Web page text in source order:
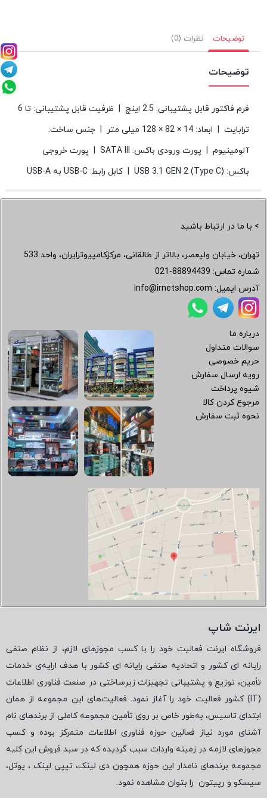
توضیحات نظرات (0)
توضیحات
فرم فاکتور قابل پشتیبانی: 2.5 اینچ | ظرفیت قابل پشتیبانی: تا 6
ترابایت | ابعاد: 14 × 82 × 128 میلی متر | جنس ساخت:
آلومینیوم | پورت ورودی باکس: SATA III | پورت خروجی
باکس: USB 3.1 GEN 2 (Type C) | کابل رابط: USB-C به USB-A
> با ما در ارتباط باشید
تهران، خیابان ولیعصر، بالاتر از طالقانی، مرکزکامپیوترایران، واحد 533
شماره تماس: 021-88894439
آدرس ایمیل: info@irnetshop.com
درباره ما
سوالات متداول
حریم خصوصی
رویه ارسال سفارش
شیوه پرداخت
مرجوع کردن کالا
نحوه ثبت سفارش
ایرنت شاپ
فروشگاه ایرنت فعالیت خود را با کسب مجوزهای لازم، از نظام صنفی
رایانه ای کشور و اتحادیه صنفی رایانه ای کشور با هدف ارایه‌ی خدمات
تأمین، توزیع و پشتیبانی تجهیزات زیرساختی در صنعت فناوری اطلاعات
(
IT) کشور فعالیت خود را آغاز نمود. فعالیت‌های این مجموعه از همان
ابتدای تاسیس، به‌طور خاص بر روی تأمین مجموعه کاملی از برندهای نام
آشنای مورد نیاز فعالین حوزه فناوری اطلاعات متمرکز بوده و کسب
مجوزهای لازمه در زمینه واردات سبب گردیده که در سبد فروش این کلیه
مجموعه برندهای نامدار این حوزه همچون دی لینک، تیپی لینک ، یوتل،
سیسکو و رپیتون را بتوان مشاهده نمود.